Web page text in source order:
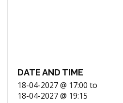
DATE AND TIME
18-04-2027 @ 17:00 to
18-04-2027 @ 19:15